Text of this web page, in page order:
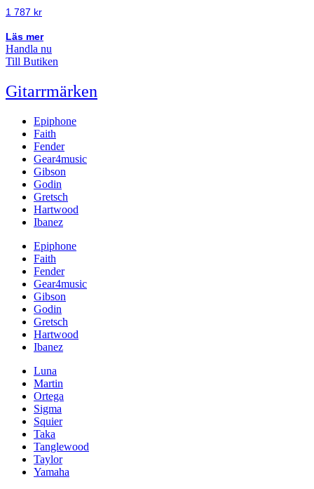
1 787 kr
Läs mer
Handla nu
Till Butiken
Gitarrmärken
Epiphone
Faith
Fender
Gear4music
Gibson
Godin
Gretsch
Hartwood
Ibanez
Epiphone
Faith
Fender
Gear4music
Gibson
Godin
Gretsch
Hartwood
Ibanez
Luna
Martin
Ortega
Sigma
Squier
Taka
Tanglewood
Taylor
Yamaha